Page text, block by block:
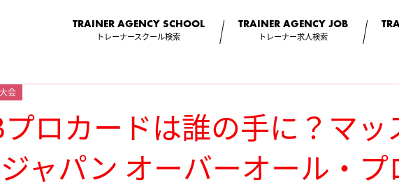
TRAINER AGENCY SCHOOL
トレーナースクール検索
TRAINER AGENCYJOB
トレーナー求人検索
会
ロカードは誰の手に？マッ
ャパン オーバーオール・